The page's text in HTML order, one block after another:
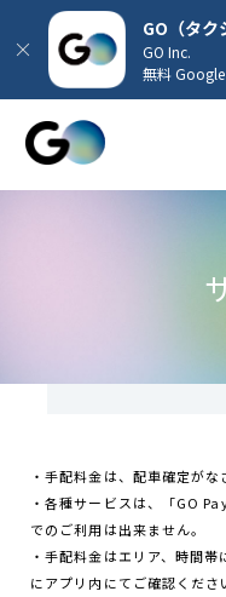
GO（タク
GO Inc.
無料
・手配料金は、配車確定がな
・各種サービスは、「GO
でのご利用は出来ません。
・手配料金はエリア、時間
にアプリ内にてご確認くださ